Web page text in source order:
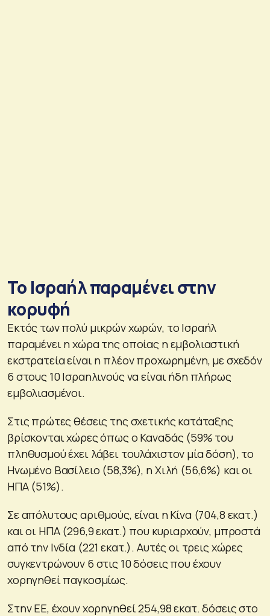
Το Ισραήλ παραμένει στην
κορυφή
Εκτός των πολύ μικρών χωρών, το Ισραήλ
παραμένει η χώρα της οποίας η εμβολιαστική
εκστρατεία είναι η πλέον προχωρημένη, με σχεδόν
6 στους 10 Ισραηλινούς να είναι ήδη πλήρως
εμβολιασμένοι.
Στις πρώτες θέσεις της σχετικής κατάταξης
βρίσκονται χώρες όπως ο Καναδάς (59% του
πληθυσμού έχει λάβει τουλάχιστον μία δόση), το
Ηνωμένο Βασίλειο (58,3%), η Χιλή (56,6%) και οι
ΗΠΑ (51%).
Σε απόλυτους αριθμούς, είναι η Κίνα (704,8 εκατ.)
και οι ΗΠΑ (296,9 εκατ.) που κυριαρχούν, μπροστά
από την Ινδία (221 εκατ.). Αυτές οι τρεις χώρες
συγκεντρώνουν 6 στις 10 δόσεις που έχουν
χορηγηθεί παγκοσμίως.
Στην ΕΕ, έχουν χορηγηθεί 254,98 εκατ. δόσεις στο